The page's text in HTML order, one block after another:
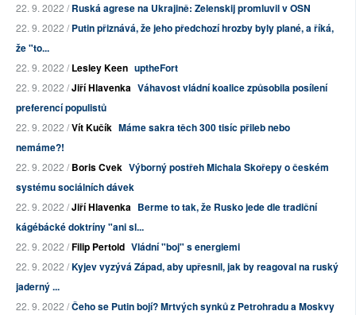
22. 9. 2022 /Ruská agrese na Ukrajině: Zelenskij promluvil v OSN
22. 9. 2022 /Putin přiznává, že jeho předchozí hrozby byly plané, a říká,
že "to...
22. 9. 2022 /Lesley Keen uptheFort
22. 9. 2022 /Jiří Hlavenka Váhavost vládní koalice způsobila posílení
preferencí populistů
22. 9. 2022 /Vít Kučík Máme sakra těch 300 tisíc přileb nebo
nemáme?!
22. 9. 2022 /Boris Cvek Výborný postřeh Michala Skořepy o českém
systému sociálních dávek
22. 9. 2022 /Jiří Hlavenka Berme to tak, že Rusko jede dle tradiční
kágébácké doktríny "ani sl...
22. 9. 2022 /Filip Pertold Vládní "boj" s energiemi
22. 9. 2022 /Kyjev vyzývá Západ, aby upřesnil, jak by reagoval na ruský
jaderný ...
22. 9. 2022 /Čeho se Putin bojí? Mrtvých synků z Petrohradu a Moskvy